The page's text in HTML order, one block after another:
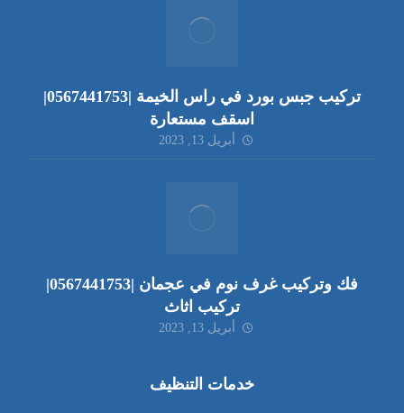
تركيب جبس بورد في راس الخيمة |0567441753|
اسقف مستعارة
أبريل 13, 2023
فك وتركيب غرف نوم في عجمان |0567441753|
تركيب اثاث
أبريل 13, 2023
خدمات التنظيف